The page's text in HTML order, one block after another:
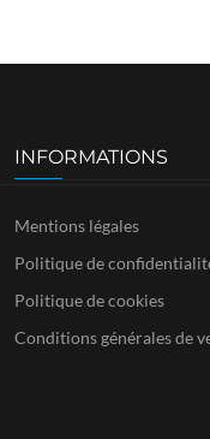
INFORMATIONS
Mentions légales
Politique de
Politique de cookies
Conditions générales de